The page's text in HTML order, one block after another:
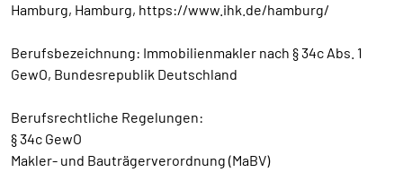
Hamburg, Hamburg, https://www.ihk.de/hamburg/
Berufsbezeichnung: Immobilienmakler nach § 34c Abs. 1
GewO, Bundesrepublik Deutschland
Berufsrechtliche Regelungen:
§ 34c GewO
Makler- und Bauträgerverordnung (MaBV)